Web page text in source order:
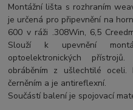
Montážní lišta s rozhraním
je určená pro připevnění na
600 v ráži .308Win, 6,5
Slouží k upevnění
optoelektronických
obráběním z ušlechtilé oceli.
černěním a je antireflexní.
Součástí balení je spojovací